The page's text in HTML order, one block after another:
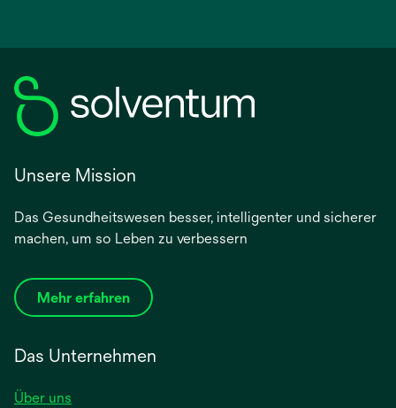
Unsere Mission
Das Gesundheitswesen besser, intelligenter und sicherer
machen, um so Leben zu verbessern
Mehr erfahren
Das Unternehmen
Über uns